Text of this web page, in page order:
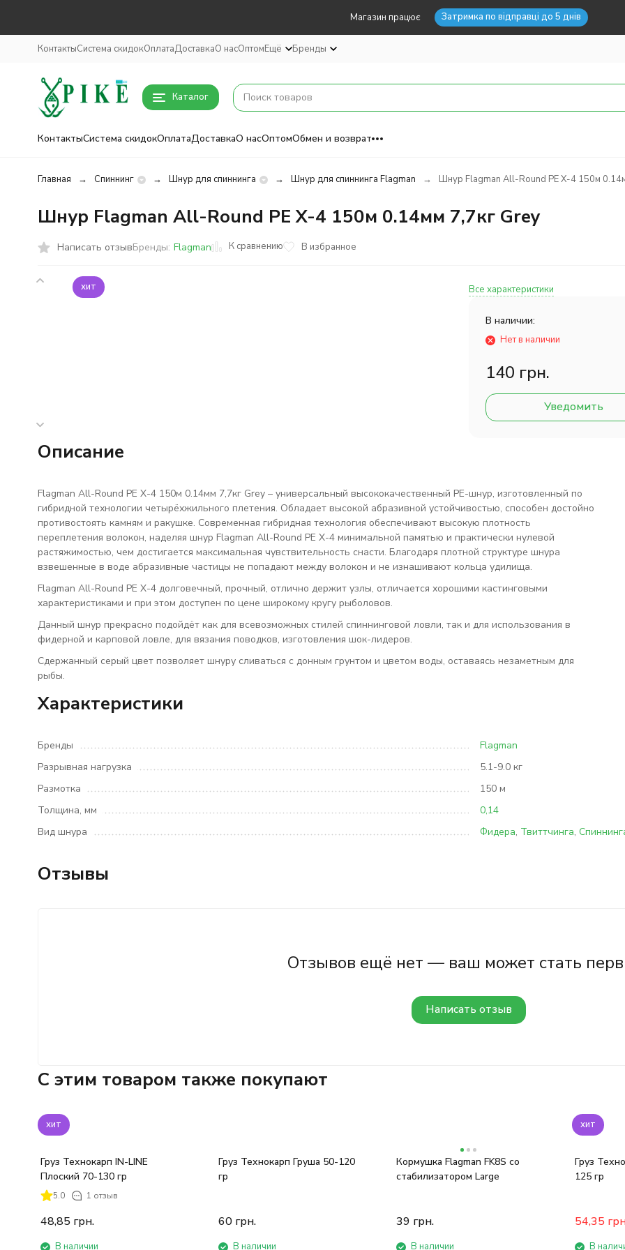
Магазин працює Затримка по відправці до 5 днів
КонтактыСистема скидокОплатаДоставкаО насОптомЕщё Бренды
Каталог
КонтактыСистема скидокОплатаДоставкаО насОптомОбмен и возврат
Главная Спиннинг Шнур для спиннинга Шнур для спиннинга Flagman Шнур Flagman All-Round PE X-4 150м
Шнур Flagman All-Round PE X-4 150м 0.14мм 7,7кг Grey
Написать отзывБренды: Flagman К сравнению В избранное
хит Все характеристики
В наличии:
Нет в наличии
140 грн.
Уведомить
Описание
Flagman All-Round PE X-4 150м 0.14мм 7,7кг Grey – универсальный высококачественный PE-шнур, изготовленный по
гибридной технологии четырёхжильного плетения. Обладает высокой абразивной устойчивостью, способен достойно
противостоять камням и ракушке. Современная гибридная технология обеспечивают высокую плотность
переплетения волокон, наделяя шнур Flagman All-Round PE X-4 минимальной памятью и практически нулевой
растяжимостью, чем достигается максимальная чувствительность снасти. Благодаря плотной структуре шнура
взвешенные в воде абразивные частицы не попадают между волокон и не изнашивают кольца удилища.
Flagman All-Round PE X-4 долговечный, прочный, отлично держит узлы, отличается хорошими кастинговыми
характеристиками и при этом доступен по цене широкому кругу рыболовов.
Данный шнур прекрасно подойдёт как для всевозможных стилей спиннинговой ловли, так и для использования в
фидерной и карповой ловле, для вязания поводков, изготовления шок-лидеров.
Сдержанный серый цвет позволяет шнуру сливаться с донным грунтом и цветом воды, оставаясь незаметным для
рыбы.
Характеристики
Бренды
Flagman
Разрывная нагрузка
5.1-9.0 кг
Размотка
150 м
Толщина, мм
0,14
Вид шнура
Фидера, Твиттчинга,
Отзывы
Отзывов ещё нет — ваш может стать
Написать отзыв
C этим товаром также покупают
хит
Груз Технокарп IN-LINE
Плоский 70-130 гр
5.0 1 отзыв
48,85 грн.
В наличии
Груз Технокарп Груша 50-120
гр
60 грн.
В наличии
Кормушка Flagman FK8S со
стабилизатором Large
39 грн.
В наличии
хит
Груз
125 гр
54,35
В